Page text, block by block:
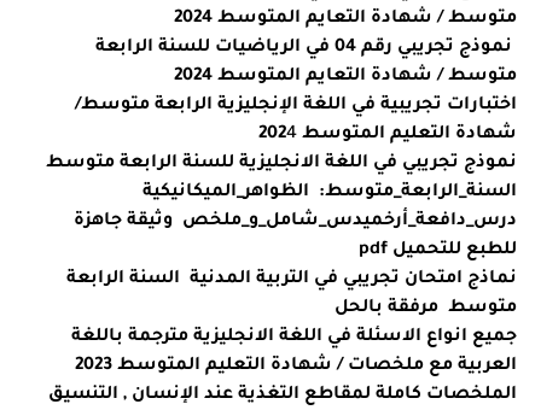
متوسط / شهادة التعايم المتوسط 202 4
نموذج تجريبي رقم 04 في الرياضيات للسنة الرابعة
متوسط / شهادة التعايم المتوسط 202 4
اختبارات تجريبية في اللغة الإنجليزية الرابعة متوسط/
شهادة التعليم المتوسط 202 4
نموذج تجريبي في اللغة الانجليزية للسنة الرابعة متوسط
السنة_الرابعة_متوسط: الظواهر_الميكانيكية
درس_دافعة_أرخميدس_شامل_و_ملخص وثيقة جاهزة
للطبع للتحميل pdf
نماذج امتحان تجريبي في التربية المدنية السنة الرابعة
متوسط مرفقة بالحل
جميع انواع الاسئلة في اللغة الانجليزية مترجمة باللغة
العربية مع ملخصات / شهادة التعليم المتوسط 2023
الملخصات كاملة لمقاطع التغذية عند الإنسان , التنسيق